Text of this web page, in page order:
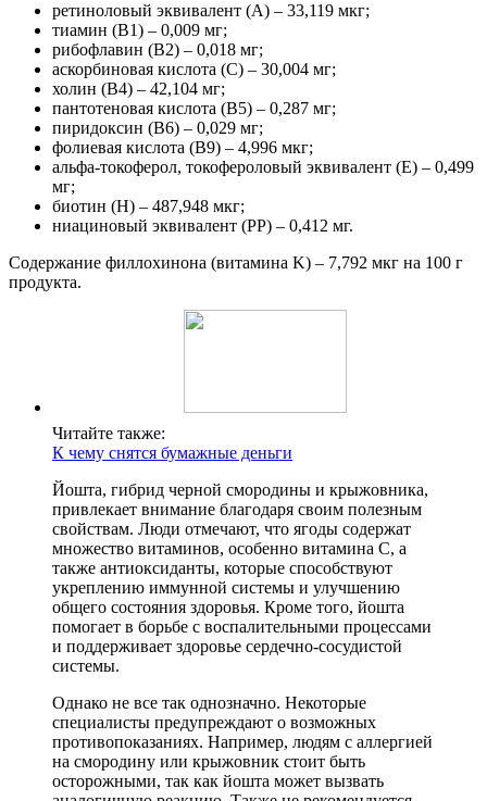
ретиноловый эквивалент (A) – 33,119 мкг;
тиамин (B1) – 0,009 мг;
рибофлавин (B2) – 0,018 мг;
аскорбиновая кислота (C) – 30,004 мг;
холин (B4) – 42,104 мг;
пантотеновая кислота (B5) – 0,287 мг;
пиридоксин (B6) – 0,029 мг;
фолиевая кислота (B9) – 4,996 мкг;
альфа-токоферол, токофероловый эквивалент (E) – 0,499
мг;
биотин (H) – 487,948 мкг;
ниациновый эквивалент (PP) – 0,412 мг.
Содержание филлохинона (витамина K) – 7,792 мкг на 100 г
продукта.
Читайте также:
К чему снятся бумажные деньги
Йошта, гибрид черной смородины и крыжовника,
привлекает внимание благодаря своим полезным
свойствам. Люди отмечают, что ягоды содержат
множество витаминов, особенно витамина C, а
также антиоксиданты, которые способствуют
укреплению иммунной системы и улучшению
общего состояния здоровья. Кроме того, йошта
помогает в борьбе с воспалительными процессами
и поддерживает здоровье сердечно-сосудистой
системы.
Однако не все так однозначно. Некоторые
специалисты предупреждают о возможных
противопоказаниях. Например, людям с аллергией
на смородину или крыжовник стоит быть
осторожными, так как йошта может вызвать